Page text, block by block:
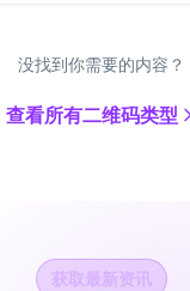
没找到你需要的内容？
查看所有二维码类型
获取最新资讯